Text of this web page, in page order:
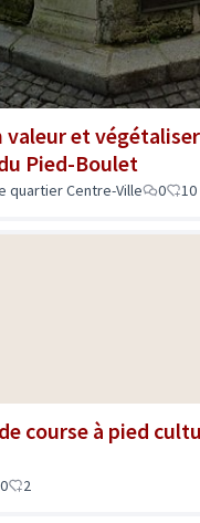
valeur et
Pied-Boulet
quartier Centre-Ville 0 10
course à pied
0 2